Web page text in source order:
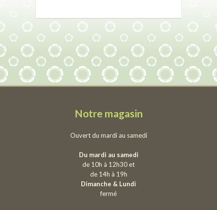
Notre magasin
Ouvert du mardi au samedi
Du mardi au samedi
de 10h à 12h30 et
de 14h à 19h
Dimanche & Lundi
fermé